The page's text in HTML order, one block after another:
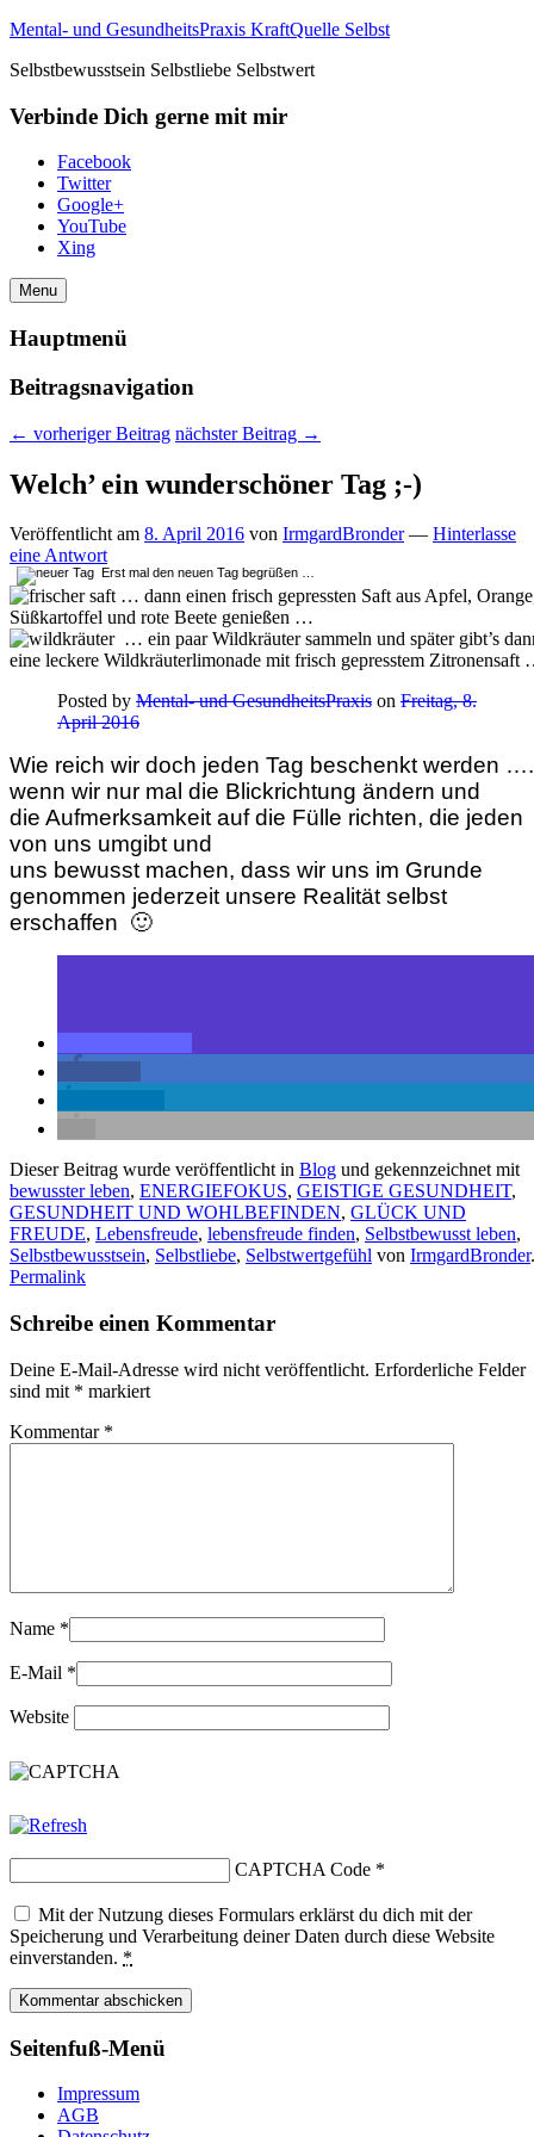
Mental- und GesundheitsPraxis KraftQuelle Selbst
Selbstbewusstsein Selbstliebe Selbstwert
Verbinde Dich gerne mit mir
Facebook
Twitter
Google+
YouTube
Xing
Menu
Hauptmenü
Beitragsnavigation
← vorheriger Beitrag nächster Beitrag →
Welch’ ein wunderschöner Tag ;-)
Veröffentlicht am 8. April 2016 von IrmgardBronder — Hinterlasse
eine Antwort
Erst mal den neuen Tag begrüßen …
… dann einen frisch gepressten Saft aus Apfel,
Süßkartoffel und rote Beete genießen …
… ein paar Wildkräuter sammeln und später gibt’s
eine leckere Wildkräuterlimonade mit frisch gepresstem Zitronensaft
Posted by Mental- und GesundheitsPraxis on Freitag, 8.
April 2016
Wie reich wir doch jeden Tag beschenkt werden ….
wenn wir nur mal die Blickrichtung ändern und
die Aufmerksamkeit auf die Fülle richten, die jeden
von uns umgibt und
uns bewusst machen, dass wir uns im Grunde
genommen jederzeit unsere Realität selbst
erschaffen 🙂
Dieser Beitrag wurde veröffentlicht in Blog und gekennzeichnet mit
bewusster leben, ENERGIEFOKUS, GEISTIGE GESUNDHEIT,
GESUNDHEIT UND WOHLBEFINDEN, GLÜCK UND
FREUDE, Lebensfreude, lebensfreude finden, Selbstbewusst leben,
Selbstbewusstsein, Selbstliebe, Selbstwertgefühl von IrmgardBronder.
Permalink
Schreibe einen Kommentar
Deine E-Mail-Adresse wird nicht veröffentlicht. Erforderliche Felder
sind mit * markiert
Kommentar *
Name *
E-Mail *
Website
CAPTCHA Code *
Mit der Nutzung dieses Formulars erklärst du dich mit der
Speicherung und Verarbeitung deiner Daten durch diese Website
einverstanden. *
Seitenfuß-Menü
Impressum
AGB